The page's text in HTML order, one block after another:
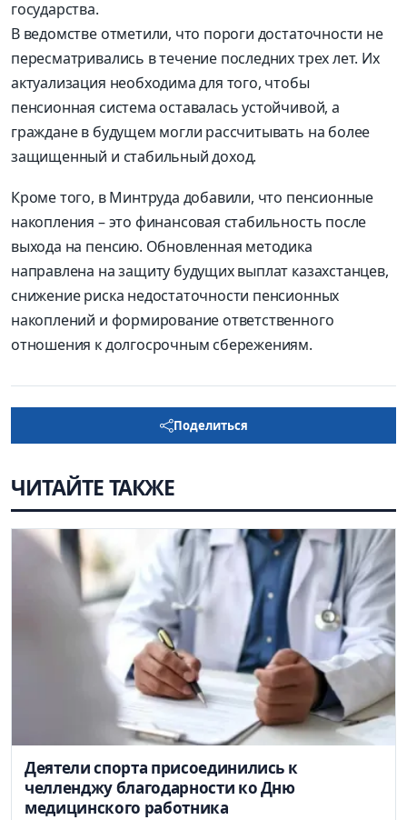
государства.
В ведомстве отметили, что пороги достаточности не
пересматривались в течение последних трех лет. Их
актуализация необходима для того, чтобы
пенсионная система оставалась устойчивой, а
граждане в будущем могли рассчитывать на более
защищенный и стабильный доход.
Кроме того, в Минтруда добавили, что пенсионные
накопления – это финансовая стабильность после
выхода на пенсию. Обновленная методика
направлена на защиту будущих выплат казахстанцев,
снижение риска недостаточности пенсионных
накоплений и формирование ответственного
отношения к долгосрочным сбережениям.
Поделиться
ЧИТАЙТЕ ТАКЖЕ
Деятели спорта присоединились к
челленджу благодарности ко Дню
медицинского работника